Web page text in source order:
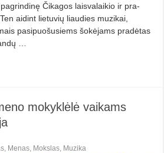
Čikagos laisvalaikio ir pra­
aidint lietuvių liaudies muzikai,
pasipuošusiems šokėjams pradėtas
…
mokyklėlė vaikams
Menas Mokslas Muzika